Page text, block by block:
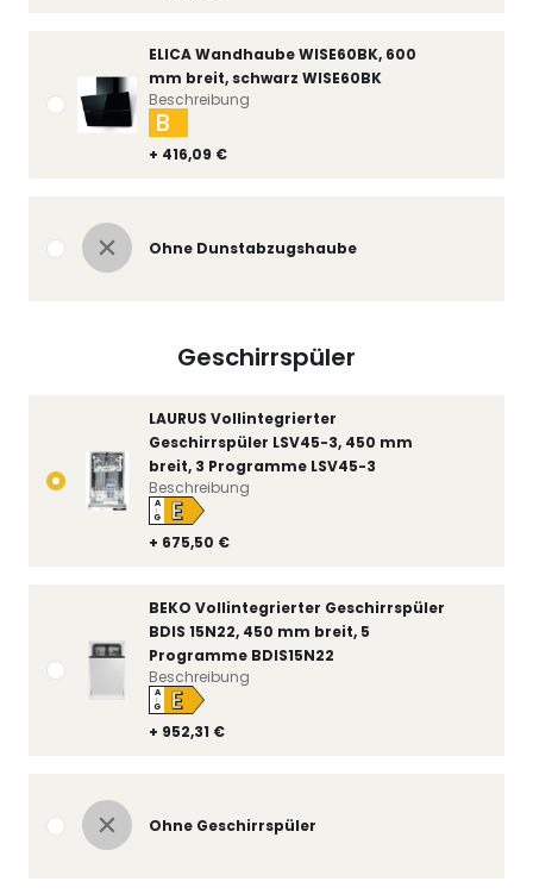
ELICA Wandhaube WISE60BK, 600
mm breit, schwarz WISE60BK
+ 416,09 €
B
Beschreibung
Ohne Dunstabzugshaube
Geschirrspüler
LAURUS Vollintegrierter
Geschirrspüler LSV45-3, 450 mm
breit, 3 Programme LSV45-3
+ 675,50 €
A
↑
G E
Beschreibung
BEKO Vollintegrierter Geschirrspüler
BDIS 15N22, 450 mm breit, 5
Programme BDIS15N22
+ 952,31 €
A
↑
G E
Beschreibung
Ohne Geschirrspüler